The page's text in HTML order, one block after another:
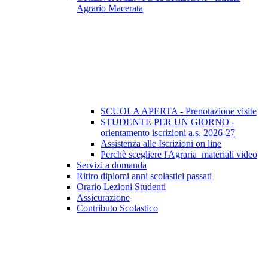
Agrario Macerata
SCUOLA APERTA - Prenotazione visite
STUDENTE PER UN GIORNO -
orientamento iscrizioni a.s. 2026-27
Assistenza alle Iscrizioni on line
Perchè scegliere l'Agraria_materiali video
Servizi a domanda
Ritiro diplomi anni scolastici passati
Orario Lezioni Studenti
Assicurazione
Contributo Scolastico